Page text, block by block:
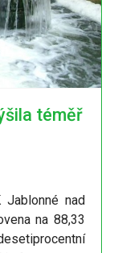
téměř
nad
na 88,33